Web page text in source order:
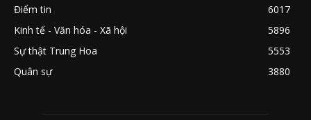
Điểm tin
6017
Kinh tế - Văn hóa - Xã hội
5896
Sự thật Trung Hoa
5553
Quân sự
3880